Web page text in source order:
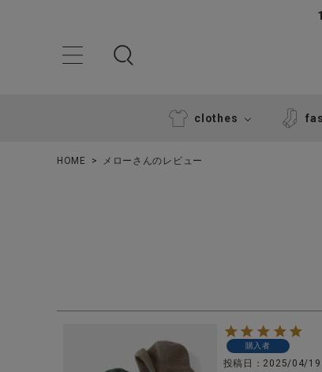
clothes
新規会員登録
HOME メローさんのレビュー
購入者
投稿日 2025/04/19